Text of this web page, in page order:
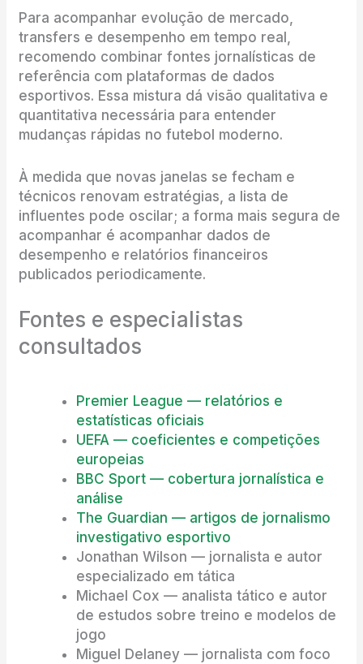
Para acompanhar evolução de mercado,
transfers e desempenho em tempo real,
recomendo combinar fontes jornalísticas de
referência com plataformas de dados
esportivos. Essa mistura dá visão qualitativa e
quantitativa necessária para entender
mudanças rápidas no futebol moderno.
À medida que novas janelas se fecham e
técnicos renovam estratégias, a lista de
influentes pode oscilar; a forma mais segura de
acompanhar é acompanhar dados de
desempenho e relatórios financeiros
publicados periodicamente.
Fontes e especialistas
consultados
Premier League — relatórios e
estatísticas oficiais
UEFA — coeficientes e competições
europeias
BBC Sport — cobertura jornalística e
análise
The Guardian — artigos de jornalismo
investigativo esportivo
Jonathan Wilson — jornalista e autor
especializado em tática
Michael Cox — analista tático e autor
de estudos sobre treino e modelos de
jogo
Miguel Delaney — jornalista com foco